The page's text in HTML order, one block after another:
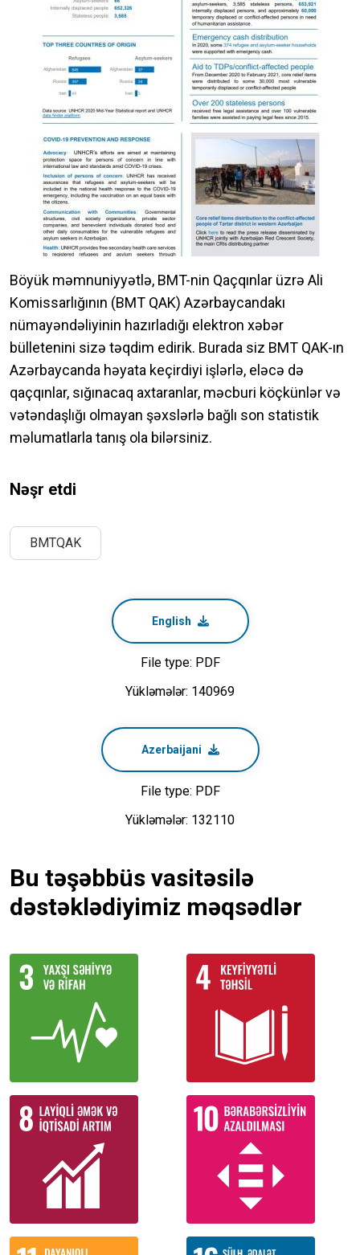
Böyük məmnuniyyətlə, BMT-nin Qaçqınlar üzrə Ali
Komissarlığının (BMT QAK) Azərbaycandakı
nümayəndəliyinin hazırladığı elektron xəbər
bülletenini sizə təqdim edirik. Burada siz BMT QAK-ın
Azərbaycanda həyata keçirdiyi işlərlə, eləcə də
qaçqınlar, sığınacaq axtaranlar, məcburi köçkünlər və
vətəndaşlığı olmayan şəxslərlə bağlı son statistik
məlumatlarla tanış ola bilərsiniz.
Nəşr etdi
BMTQAK
English
File type: PDF
Yükləmələr: 140969
Azerbaijani
File type: PDF
Yükləmələr: 132110
Bu təşəbbüs vasitəsilə
dəstəklədiyimiz məqsədlər